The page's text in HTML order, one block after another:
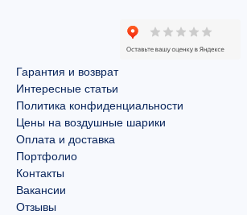
Гарантия и возврат
Интересные статьи
Политика конфиденциальности
Цены на воздушные шарики
Оплата и доставка
Портфолио
Контакты
Вакансии
Отзывы